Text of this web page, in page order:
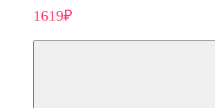
1619₽